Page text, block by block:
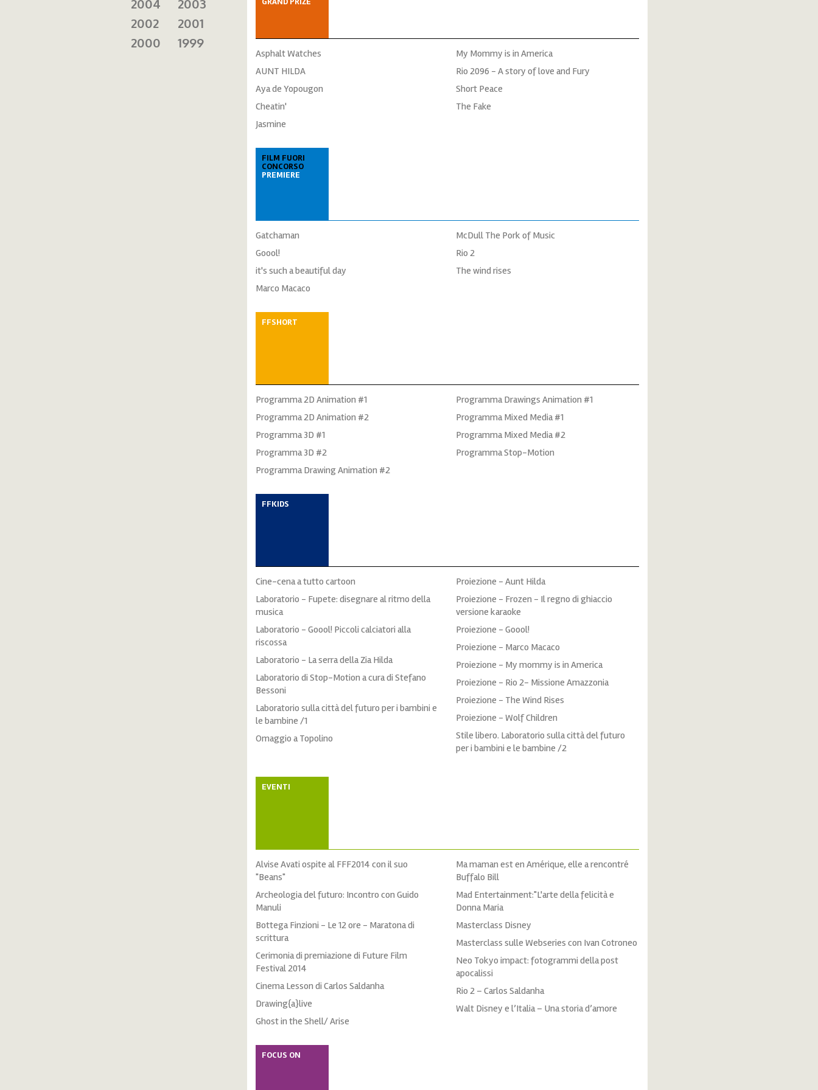
Asphalt Watches
AUNT HILDA
Aya de Yopougon
Cheatin'
Jasmine
My Mommy is in America
Rio 2096 - A story of love and Fury
Short Peace
The Fake
FILM FUORI
CONCORSO
PREMIERE
Gatchaman
Goool!
it's such a beautiful day
Marco Macaco
McDull The Pork of Music
Rio 2
The wind rises
FFSHORT
Programma 2D Animation #1
Programma 2D Animation #2
Programma 3D #1
Programma 3D #2
Programma Drawing Animation #2
Programma Drawings Animation #1
Programma Mixed Media #1
Programma Mixed Media #2
Programma Stop-Motion
FFKIDS
Cine-cena a tutto cartoon
Laboratorio - Fupete: disegnare al ritmo della
musica
Laboratorio - Goool! Piccoli calciatori alla
riscossa
Laboratorio - La serra della Zia Hilda
Laboratorio di Stop-Motion a cura di Stefano
Bessoni
Laboratorio sulla città del futuro per i bambini e
le bambine /1
Omaggio a Topolino
Proiezione - Aunt Hilda
Proiezione - Frozen - Il regno di ghiaccio
versione karaoke
Proiezione - Goool!
Proiezione - Marco Macaco
Proiezione - My mommy is in America
Proiezione - Rio 2- Missione Amazzonia
Proiezione - The Wind Rises
Proiezione - Wolf Children
Stile libero. Laboratorio sulla città del futuro
per i bambini e le bambine /2
EVENTI
Alvise Avati ospite al FFF2014 con il suo
"Beans"
Archeologia del futuro: Incontro con Guido
Manuli
Bottega Finzioni - Le 12 ore - Maratona di
scrittura
Cerimonia di premiazione di Future Film
Festival 2014
Cinema Lesson di Carlos Saldanha
Drawing{a}live
Ghost in the Shell/ Arise
Ma maman est en Amérique, elle a rencontré
Buffalo Bill
Mad Entertainment:"L'arte della felicità e
Donna Maria
Masterclass Disney
Masterclass sulle Webseries con Ivan Cotroneo
Neo Tokyo impact: fotogrammi della post
apocalissi
Rio 2 – Carlos Saldanha
Walt Disney e l’Italia – Una storia d’amore
FOCUS ON
2004
2003
2002
2001
2000
1999